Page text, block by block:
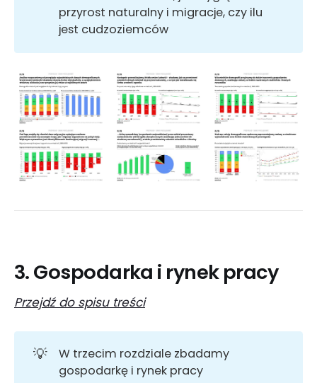
przyrost naturalny i migracje, czy ilu
jest cudzoziemców
3. Gospodarka i rynek pracy
Przejdź do spisu treści
💡
W trzecim rozdziale zbadamy
gospodarkę i rynek pracy